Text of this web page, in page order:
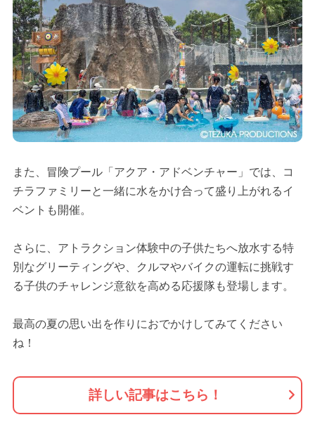
また、冒険プール「アクア・アドベンチャー」では、コ
チラファミリーと一緒に水をかけ合って盛り上がれるイ
ベントも開催。
さらに、アトラクション体験中の子供たちへ放水する特
別なグリーティングや、クルマやバイクの運転に挑戦す
る子供のチャレンジ意欲を高める応援隊も登場します。
最高の夏の思い出を作りにおでかけしてみてください
ね！
詳しい記事はこちら！